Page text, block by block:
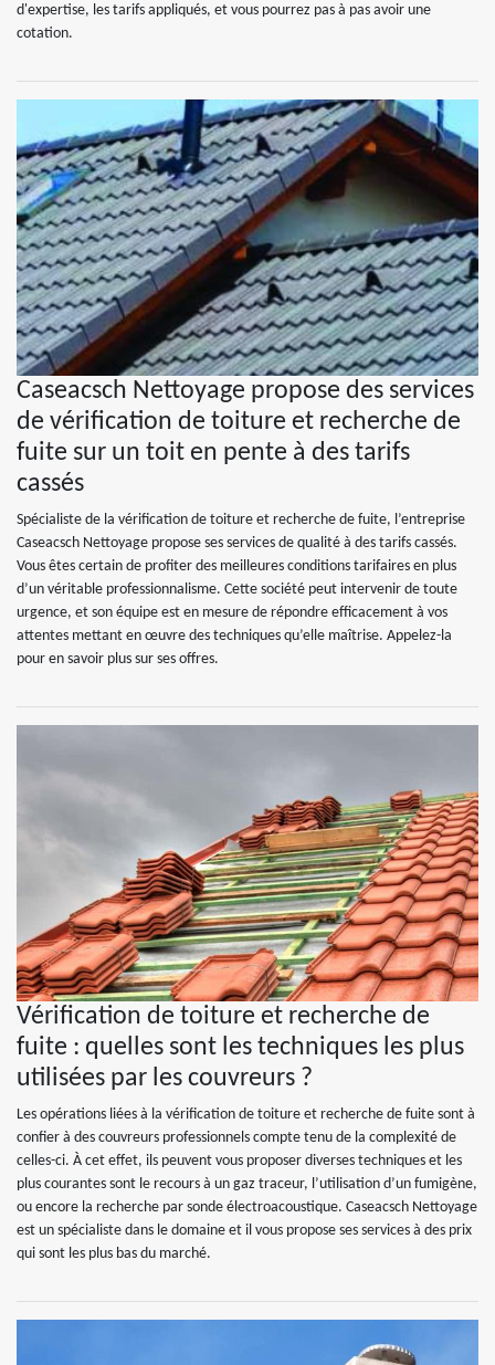
d'expertise, les tarifs appliqués, et vous pourrez pas à pas avoir une
cotation.
Caseacsch Nettoyage propose des services
de vérification de toiture et recherche de
fuite sur un toit en pente à des tarifs
cassés
Spécialiste de la vérification de toiture et recherche de fuite, l’entreprise
Caseacsch Nettoyage propose ses services de qualité à des tarifs cassés.
Vous êtes certain de profiter des meilleures conditions tarifaires en plus
d’un véritable professionnalisme. Cette société peut intervenir de toute
urgence, et son équipe est en mesure de répondre efficacement à vos
attentes mettant en œuvre des techniques qu’elle maîtrise. Appelez-la
pour en savoir plus sur ses offres.
Vérification de toiture et recherche de
fuite : quelles sont les techniques les plus
utilisées par les couvreurs ?
Les opérations liées à la vérification de toiture et recherche de fuite sont à
confier à des couvreurs professionnels compte tenu de la complexité de
celles-ci. À cet effet, ils peuvent vous proposer diverses techniques et les
plus courantes sont le recours à un gaz traceur, l’utilisation d’un fumigène,
ou encore la recherche par sonde électroacoustique. Caseacsch Nettoyage
est un spécialiste dans le domaine et il vous propose ses services à des prix
qui sont les plus bas du marché.